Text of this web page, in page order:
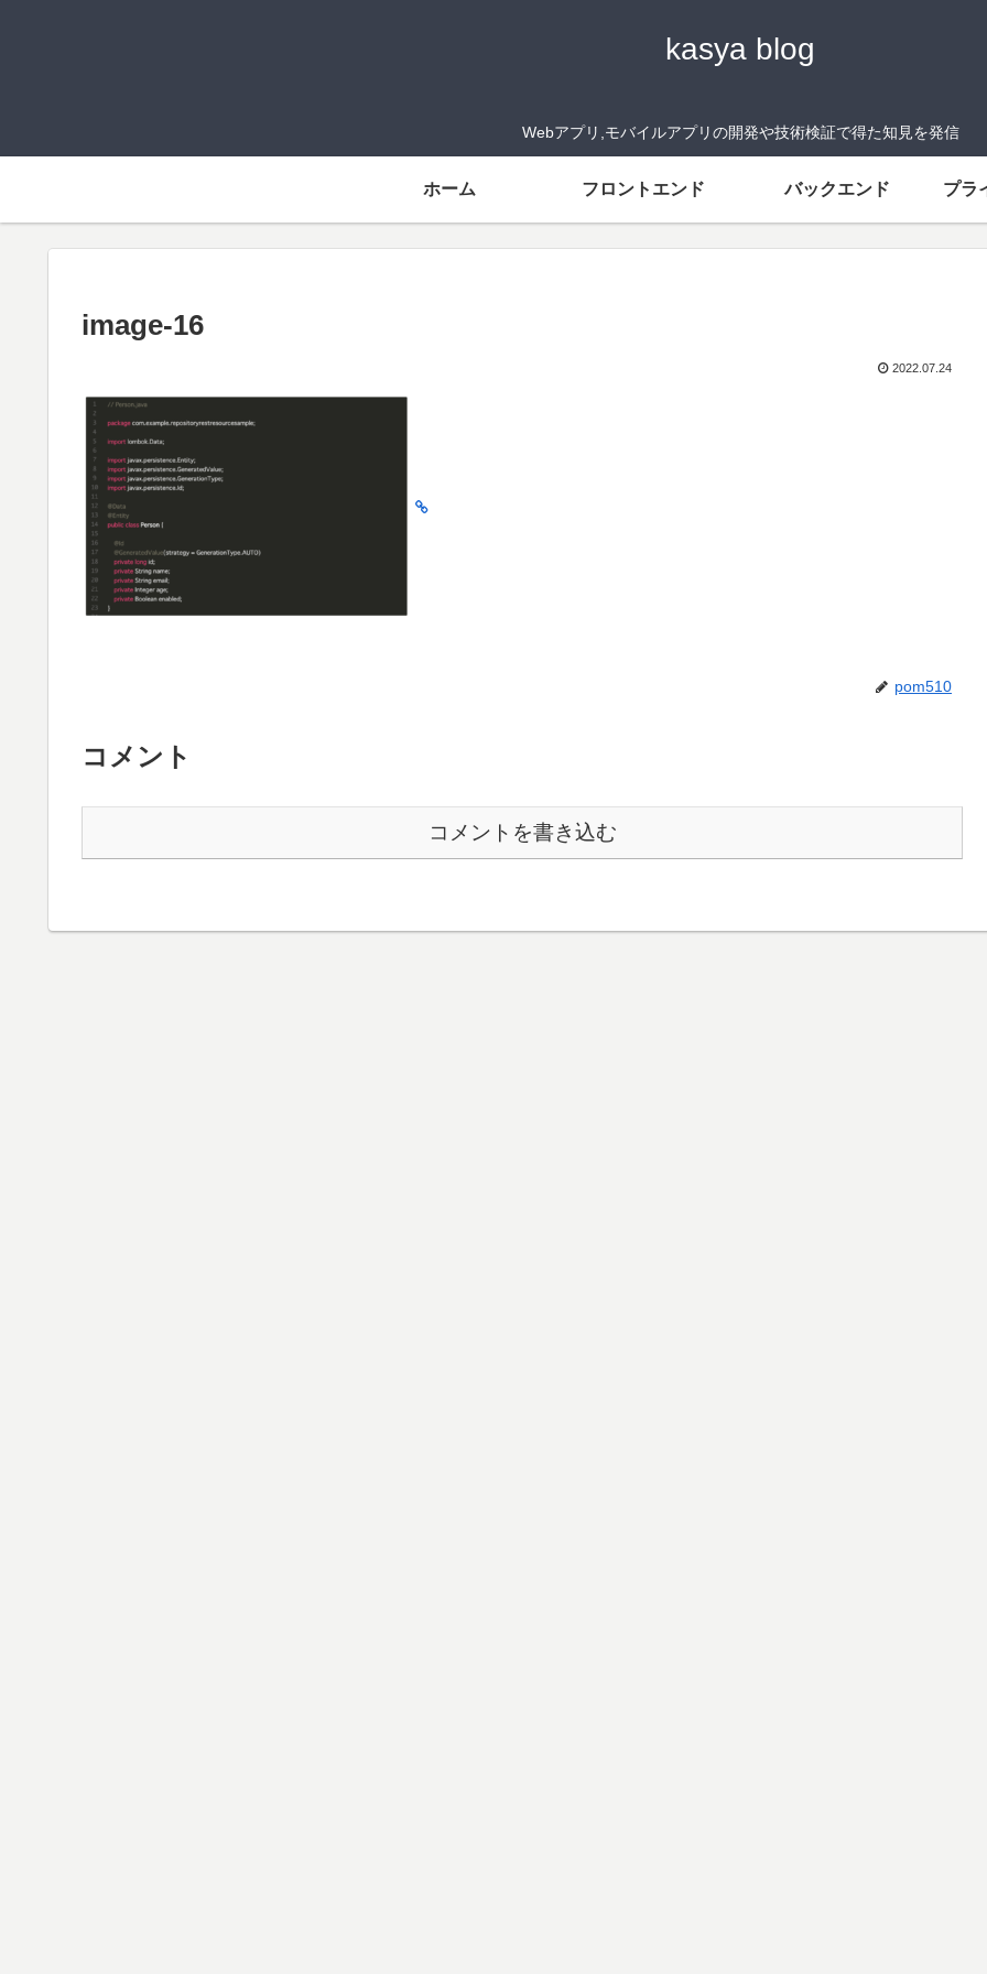
kasya blog
Webアプリ,モバイルアプリの開発や技術検証で得た知見を発信
ホーム フロントエンド バックエンド プラ
image-16
2022.07.24
pom510
コメント
コメントを書き込む